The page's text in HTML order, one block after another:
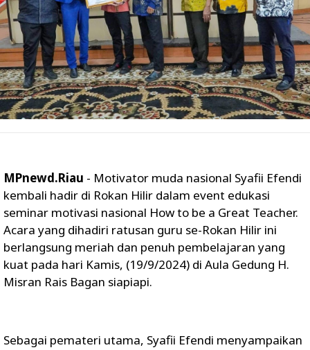
MPnewd.Riau - Motivator muda nasional Syafii Efendi
kembali hadir di Rokan Hilir dalam event edukasi
seminar motivasi nasional How to be a Great Teacher.
Acara yang dihadiri ratusan guru se-Rokan Hilir ini
berlangsung meriah dan penuh pembelajaran yang
kuat pada hari Kamis, (19/9/2024) di Aula Gedung H.
Misran Rais Bagan siapiapi.
Sebagai pemateri utama, Syafii Efendi menyampaikan